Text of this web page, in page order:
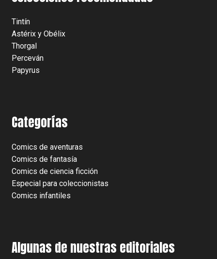
Tintín
Astérix y Obélix
Thorgal
Perceván
Papyrus
Categorías
Comics de aventuras
Comics de fantasía
Comics de ciencia ficción
Especial para coleccionistas
Comics infantiles
Algunas de nuestras editoriales